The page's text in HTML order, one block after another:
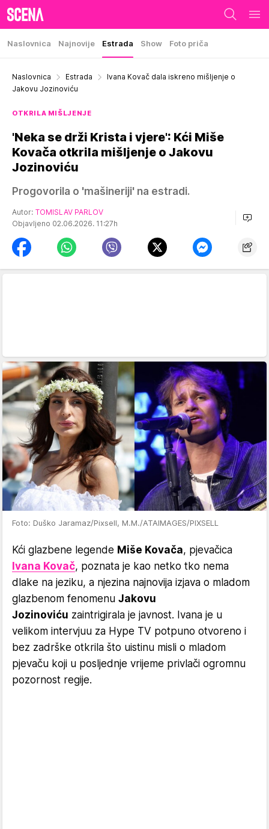
Naslovnica Najnovije Estrada Show Foto priča
Naslovnica Estrada
Ivana Kovač dala iskreno mišljenje o
Jakovu Jozinoviću
OTKRILA MIŠLJENJE
'Neka se drži Krista i vjere': Kći Miše
Kovača otkrila mišljenje o Jakovu
Jozinoviću
Progovorila o 'mašineriji' na estradi.
Autor: TOMISLAV PARLOV
Objavljeno 02.06.2026. 11:27h
Foto: Duško Jaramaz/Pixsell, M.M./ATAIMAGES/PIXSELL
Kći glazbene legende Miše Kovača, pjevačica
Ivana Kovač, poznata je kao netko tko nema
dlake na jeziku, a njezina najnovija izjava o mladom
glazbenom fenomenu Jakovu
Jozinoviću zaintrigirala je javnost. Ivana je u
velikom intervjuu za Hype TV potpuno otvoreno i
bez zadrške otkrila što uistinu misli o mladom
pjevaču koji u posljednje vrijeme privlači ogromnu
pozornost regije.